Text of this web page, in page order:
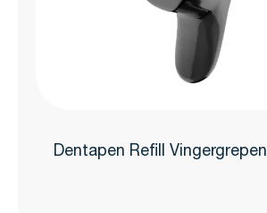
Dentapen Refill Vingergrepen